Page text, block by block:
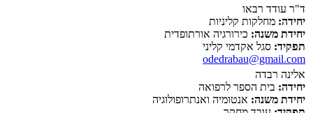
ד"ר עודד רבאו
יחידה: מחלקות קליניות
יחידת משנה: כירורגיה אורתופדית
תפקיד: סגל אקדמי קליני
odedrabau@gmail.com
אלינה רבדה
יחידה: בית הספר לרפואה
יחידת משנה: אנטומיה ואנתרופולוגיה